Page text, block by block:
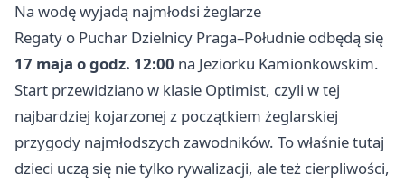
Na wodę wyjadą najmłodsi żeglarze
Regaty o Puchar Dzielnicy Praga–Południe odbędą się
17 maja o godz. 12:00 na Jeziorku Kamionkowskim.
Start przewidziano w klasie Optimist, czyli w tej
najbardziej kojarzonej z początkiem żeglarskiej
przygody najmłodszych zawodników. To właśnie tutaj
dzieci uczą się nie tylko rywalizacji, ale też cierpliwości,